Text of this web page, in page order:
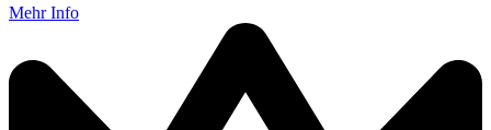
Mehr Info